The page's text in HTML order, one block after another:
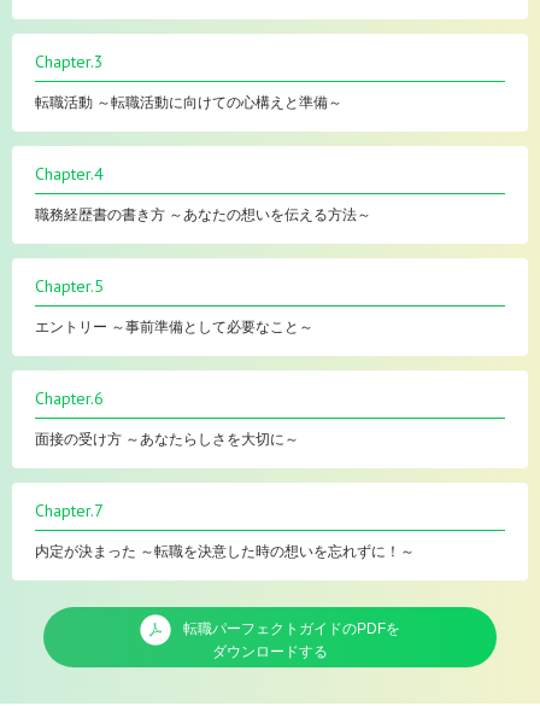
Chapter.3
転職活動 ～転職活動に向けての心構えと準備～
Chapter.4
職務経歴書の書き方 ～あなたの想いを伝える方法～
Chapter.5
エントリー ～事前準備として必要なこと～
Chapter.6
面接の受け方 ～あなたらしさを大切に～
Chapter.7
内定が決まった ～転職を決意した時の想いを忘れずに！～
転職パーフェクトガイドのPDFを
ダウンロードする